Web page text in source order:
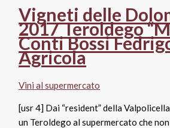
Vigneti delle
2017 Teroldego
Conti Bossi
Agricola
Vini al supermercato
[usr 4] Dai “resident” della
un Teroldego al supermercato che